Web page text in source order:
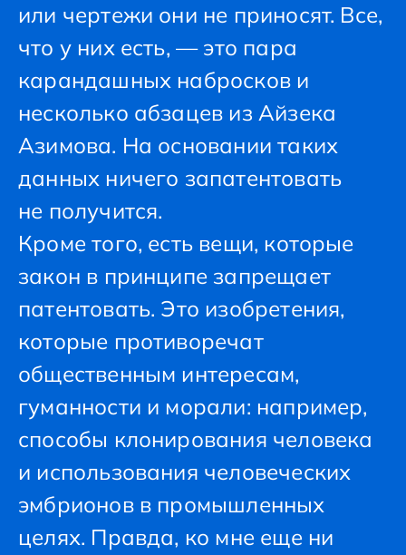
или чертежи они не приносят. Все,
что у них есть, — это пара
карандашных набросков и
несколько абзацев из Айзека
Азимова. На основании таких
данных ничего запатентовать
не получится.
Кроме того, есть вещи, которые
закон в принципе запрещает
патентовать. Это изобретения,
которые противоречат
общественным интересам,
гуманности и морали: например,
способы клонирования человека
и использования человеческих
эмбрионов в промышленных
целях. Правда, ко мне еще ни